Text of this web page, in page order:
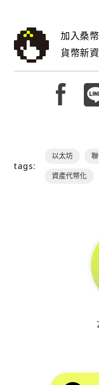
加入桑
貨幣新
tags:
以太坊
資產代幣化